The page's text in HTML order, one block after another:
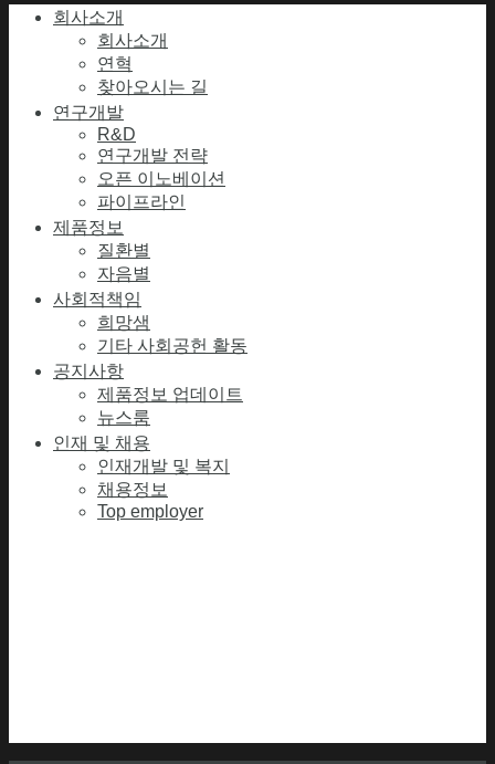
회사소개
회사소개
연혁
찾아오시는 길
연구개발
R&D
연구개발 전략
오픈 이노베이션
파이프라인
제품정보
질환별
자음별
사회적책임
희망샘
기타 사회공헌 활동
공지사항
제품정보 업데이트
뉴스룸
인재 및 채용
인재개발 및 복지
채용정보
Top employer